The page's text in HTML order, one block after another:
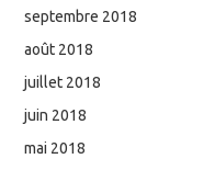
septembre 2018
août 2018
juillet 2018
juin 2018
mai 2018